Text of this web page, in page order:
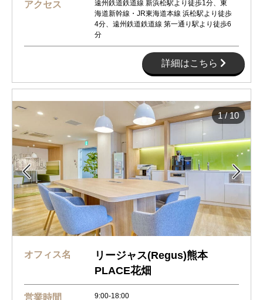
アクセス
遠州鉄道鉄道線 新浜松駅より徒歩1分、東
海道新幹線・JR東海道本線 浜松駅より徒歩
4分、遠州鉄道鉄道線 第一通り駅より徒歩6
分
詳細はこちら
 
1/10
オフィス名
リージャス(Regus)熊本
PLACE花畑
営業時間 9:00-18:00